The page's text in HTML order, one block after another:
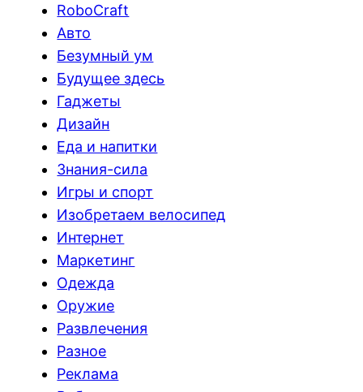
RoboCraft
Авто
Безумный ум
Будущее здесь
Гаджеты
Дизайн
Еда и напитки
Знания-сила
Игры и спорт
Изобретаем велосипед
Интернет
Маркетинг
Одежда
Оружие
Развлечения
Разное
Реклама